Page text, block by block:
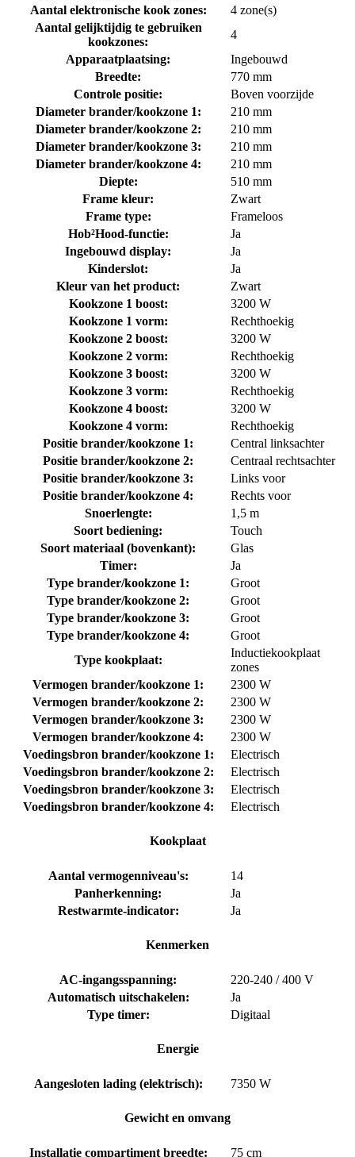
Aantal elektronische kook zones:
4 zone(s)
Aantal gelijktijdig te gebruiken
kookzones:
4
Apparaatplaatsing:
Ingebouwd
Breedte:
770 mm
Controle positie:
Boven voorzijde
Diameter brander/kookzone 1:
210 mm
Diameter brander/kookzone 2:
210 mm
Diameter brander/kookzone 3:
210 mm
Diameter brander/kookzone 4:
210 mm
Diepte:
510 mm
Frame kleur:
Zwart
Frame type:
Frameloos
Hob²Hood-functie:
Ja
Ingebouwd display:
Ja
Kinderslot:
Ja
Kleur van het product:
Zwart
Kookzone 1 boost:
3200 W
Kookzone 1 vorm:
Rechthoekig
Kookzone 2 boost:
3200 W
Kookzone 2 vorm:
Rechthoekig
Kookzone 3 boost:
3200 W
Kookzone 3 vorm:
Rechthoekig
Kookzone 4 boost:
3200 W
Kookzone 4 vorm:
Rechthoekig
Positie brander/kookzone 1:
Central linksachter
Positie brander/kookzone 2:
Centraal rechtsachter
Positie brander/kookzone 3:
Links voor
Positie brander/kookzone 4:
Rechts voor
Snoerlengte:
1,5 m
Soort bediening:
Touch
Soort materiaal (bovenkant):
Glas
Timer:
Ja
Type brander/kookzone 1:
Groot
Type brander/kookzone 2:
Groot
Type brander/kookzone 3:
Groot
Type brander/kookzone 4:
Groot
Type kookplaat:
Inductiekookplaat
zones
Vermogen brander/kookzone 1:
2300 W
Vermogen brander/kookzone 2:
2300 W
Vermogen brander/kookzone 3:
2300 W
Vermogen brander/kookzone 4:
2300 W
Voedingsbron brander/kookzone 1:
Electrisch
Voedingsbron brander/kookzone 2:
Electrisch
Voedingsbron brander/kookzone 3:
Electrisch
Voedingsbron brander/kookzone 4:
Electrisch
Kookplaat
Aantal vermogenniveau's:
14
Panherkenning:
Ja
Restwarmte-indicator:
Ja
Kenmerken
AC-ingangsspanning:
220-240 / 400 V
Automatisch uitschakelen:
Ja
Type timer:
Digitaal
Energie
Aangesloten lading (elektrisch): 7350 W
Gewicht en omvang
Installatie compartiment breedte: 75 cm